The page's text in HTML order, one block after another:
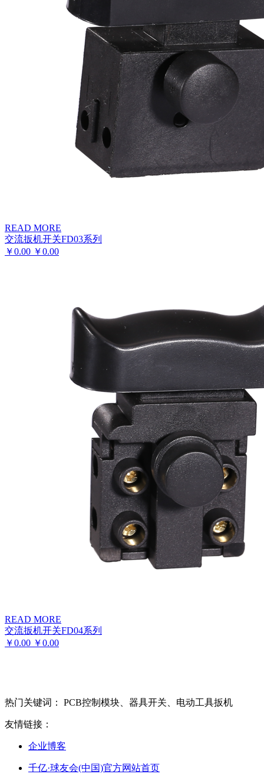
READ MORE
交流扳机开关FD03系列
￥0.00 ￥0.00
READ MORE
交流扳机开关FD04系列
￥0.00 ￥0.00
热门关键词： PCB控制模块、器具开关、电动工具扳机
友情链接：
企业博客
千亿·球友会(中国)官方网站首页